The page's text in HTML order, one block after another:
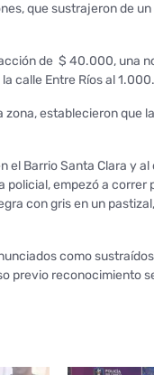
que sustrajeron de
de $ 40.000, una
calle Entre Ríos al 1.000.
establecieron que
Barrio Santa Clara y al
empezó a correr
con gris en un
como
previo reconocimiento